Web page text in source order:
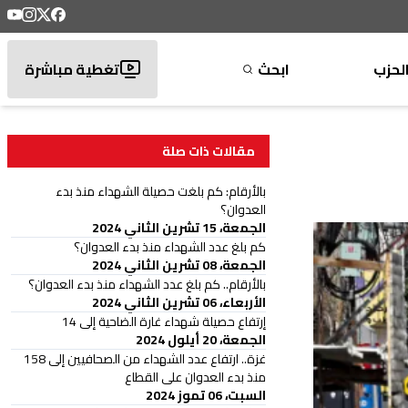
الحزب ابحث تغطية مباشرة
مقالات ذات صلة
بالأرقام: كم بلغت حصيلة الشهداء منذ بدء
العدوان؟
الجمعة، 15 تشرين الثاني 2024
كم بلغ عدد الشهداء منذ بدء العدوان؟
الجمعة، 08 تشرين الثاني 2024
بالأرقام.. كم بلغ عدد الشهداء منذ بدء العدوان؟
الأربعاء، 06 تشرين الثاني 2024
إرتفاع حصيلة شهداء غارة الضاحية إلى 14
الجمعة، 20 أيلول 2024
غزة.. ارتفاع عدد الشهداء من الصحافيين إلى 158
منذ بدء العدوان على القطاع
السبت، 06 تموز 2024